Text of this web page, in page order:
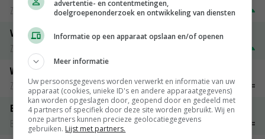
Zuivel weekprijzen
€ 269,00 € 7,00
Volle melkpoeder
Zuivel weekprijzen
Weipoeder
Zuivel weekprijzen
€ 134,00 € 0,00
Boeren Gouda 12 kg
Boerenkaas
€ 6,05
advertentie- en contentmetingen,
doelgroepenonderzoek en ontwikkeling van diensten
Informatie op een apparaat opslaan en/of openen
Meer informatie
Uw persoonsgegevens worden verwerkt en informatie van uw
apparaat (cookies, unieke ID's en andere apparaatgegevens)
kan worden opgeslagen door, geopend door en gedeeld met
4 partners of specifiek door deze site worden gebruikt. Wij en
onze partners kunnen precieze geolocatiegegevens
gebruiken. Lijst met partners.